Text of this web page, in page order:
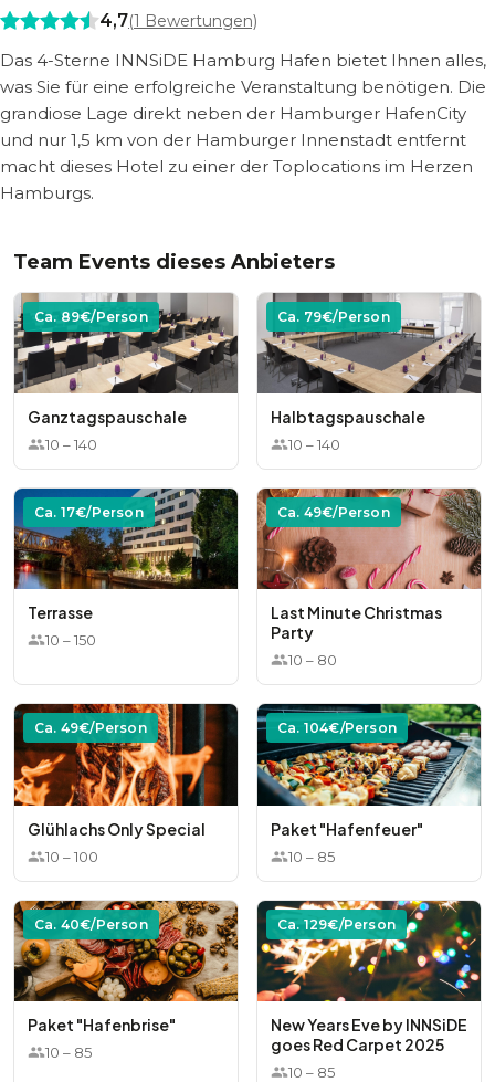
4,7(1 Bewertungen)
Das 4-Sterne INNSiDE Hamburg Hafen bietet Ihnen alles,
was Sie für eine erfolgreiche Veranstaltung benötigen. Die
grandiose Lage direkt neben der Hamburger HafenCity
und nur 1,5 km von der Hamburger Innenstadt entfernt
macht dieses Hotel zu einer der Toplocations im Herzen
Hamburgs.
Team Events dieses Anbieters
Ca. 89€/Person
Ganztagspauschale
10 –140
Ca. 79€/Person
Halbtagspauschale
10 –140
Ca. 17€/Person
Terrasse
10 –150
Ca. 49€/Person
Last Minute Christmas
Party
10 – 80
Ca. 49€/Person
Glühlachs Only Special
10 –100
Ca. 104€/Person
Paket "Hafenfeuer"
10 – 85
Ca. 40€/Person
Paket "Hafenbrise"
10 – 85
Ca. 129€/Person
New Years Eve by INNSiDE
goes Red Carpet 2025
10 – 85